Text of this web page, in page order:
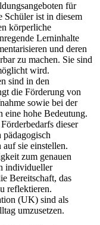
für
Schüler ist in diesem
körperliche
Lerninhalte
und deren
zu machen. Sie sind
wird.
sind in den
die Förderung von
sowie bei der
hohe Bedeutung.
dieser
pädagogisch
sie einstellen.
zum genauen
individueller
Bereitschaft, das
reflektieren.
(UK) sind als
umzusetzen.